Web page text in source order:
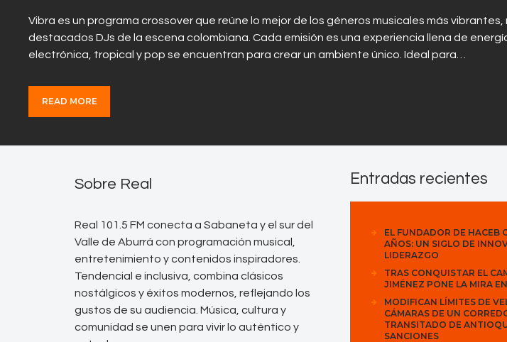
Vibra es un programa crossover que reúne lo mejor de los géneros musicales más
destacados DJs de la escena colombiana. Cada emisión es una experiencia llena de
electrónica, tropical y pop se encuentran para crear un ambiente único. Ideal para…
READ MORE
Sobre Real
Real 101.5 FM conecta a Sabaneta y el sur del
Valle de Aburrá con programación musical,
entretenimiento y contenidos inspiradores.
Tendencial e inclusiva, combina clásicos
nostálgicos y éxitos modernos, reflejando los
gustos de su audiencia. Música, cultura y
comunidad se unen para vivir lo auténtico y
Entradas recientes
EL FUNDADOR DE HACEB
AÑOS: UN SIGLO DE
LIDERAZGO
TRAS CONQUISTAR EL
JIMÉNEZ PONE LA MIRA
MODIFICAN LÍMITES DE
CÁMARAS DE UN
TRANSITADO DE
SANCIONES